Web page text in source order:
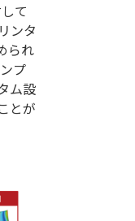
て
ンタ
られ
プ
ム設
とが